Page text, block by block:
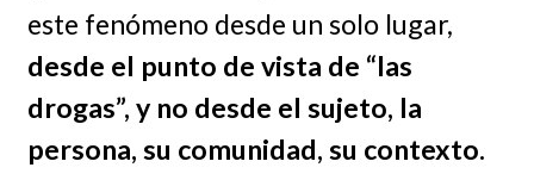
este fenómeno desde un solo lugar,
desde el punto de vista de “las
drogas”, y no desde el sujeto, la
persona, su comunidad, su contexto.